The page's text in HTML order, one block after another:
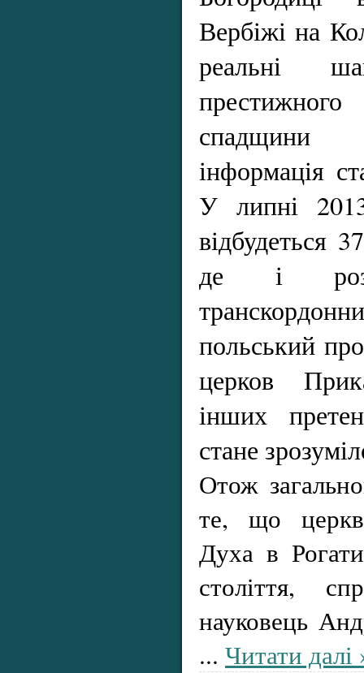
Вербіжі на
реальні
престижного
інформація
У липні
відбудеться
де і
польський
церков
інших
стане
Отож
те, що
Духа в
століття,
науковець
... Читати далі